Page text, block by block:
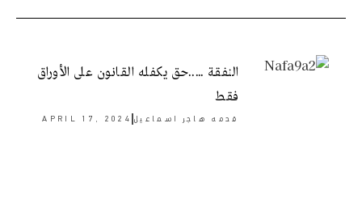
النفقة …..حق يكفله القانون على الأوراق
فقط
قدمه هاجر اسماعيل APRIL 17, 2024